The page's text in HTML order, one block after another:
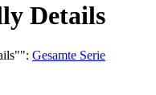
Details
": Gesamte Serie